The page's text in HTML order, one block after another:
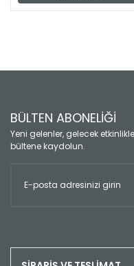
BÜLTEN ABONELİĞİ
Yeni gelenler, gelecek
bültene kaydolun.